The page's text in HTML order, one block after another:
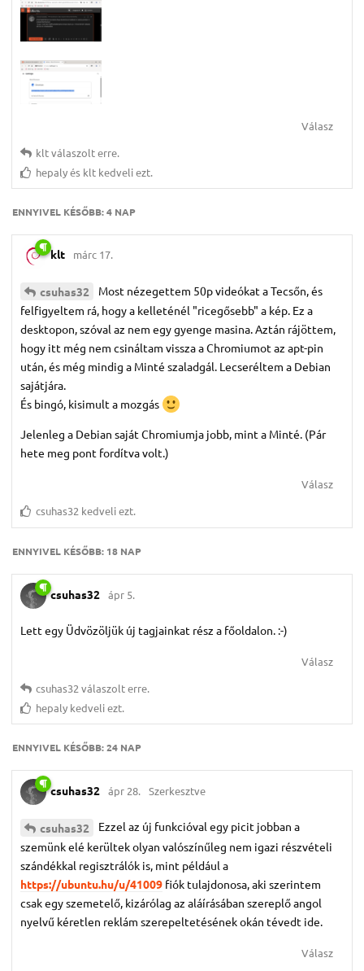
Válasz
kltválaszolt erre.
hepalyés klt kedveli ezt.
ENNYIVEL KÉSŐBB:4 NAP
klt márc 17.
csuhas32
Most nézegettem 50p videókat a Tecsőn, és
felfigyeltem rá, hogy a kelleténél "ricegősebb" a kép. Ez a
desktopon, szóval az nem egy gyenge masina. Aztán rájöttem,
hogy itt még nem csináltam vissza a Chromiumot az apt-pin
után, és még mindig a Minté szaladgál. Lecseréltem a Debian
sajátjára.
És bingó, kisimult a mozgás
Jelenleg a Debian saját Chromiumja jobb, mint a Minté. (Pár
hete meg pont fordítva volt.)
Válasz
csuhas32 kedveli ezt.
ENNYIVEL KÉSŐBB: 18 NAP
csuhas32 ápr 5.
Lett egy Üdvözöljük új tagjainkat rész a főoldalon. :-)
Válasz
csuhas32válaszolt erre.
hepaly kedveli ezt.
ENNYIVEL KÉSŐBB:24 NAP
csuhas32 ápr 28. Szerkesztve
csuhas32
Ezzel az új funkcióval egy picit jobban a
szemünk elé kerültek olyan valószínűleg nem igazi részvételi
szándékkal regisztrálók is, mint például a
https://ubuntu.hu/u/41009 fiók tulajdonosa, aki szerintem
csak egy szemetelő, kizárólag az aláírásában szereplő angol
nyelvű kéretlen reklám szerepeltetésének okán tévedt ide.
Válasz